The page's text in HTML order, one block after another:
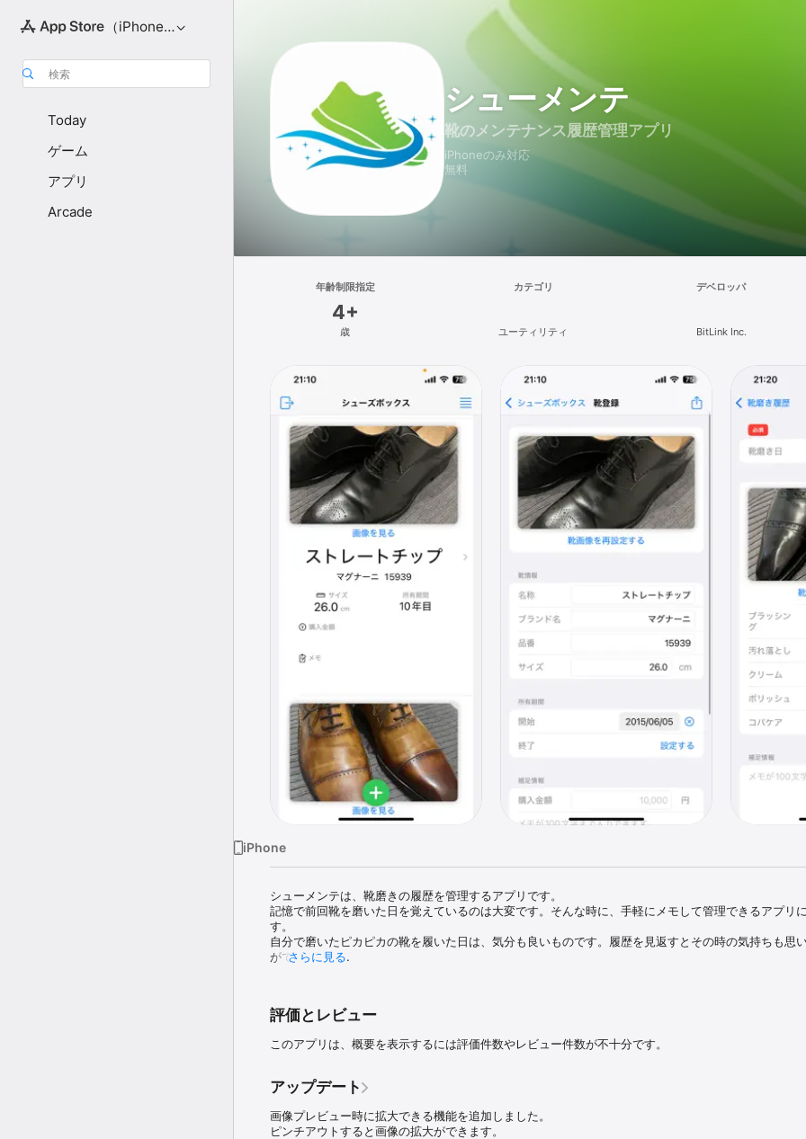
（iPhone向け）
検索
Today
ゲーム
アプリ
Arcade
シューメンテ
靴のメンテナンス履歴管理アプリ
iPhoneのみ対応
無料
年齢制限指定
4+
歳
カテゴリ
ユーティリティ
デベロッパ
BitLink Inc.
iPhone
シューメンテは、靴磨きの履歴を管理するアプリです。
記憶で前回靴を磨いた日を覚えているのは大変です。そんな時に、手軽にメモして管理できるアプリ
す。
自分で磨いたピカピカの靴を履いた日は、気分も良いものです。履歴を見返すとその時の気持ちも思
ができます。
・靴は複数管理できます。靴を複数所有している人にも対応してます。
appleアカウント または
lineアカウント
大切な靴を少しでも長く履くことができるサポートできるお手伝いができればと思っています。
シューライフを楽しんでください。
さらに見る
評価とレビュー
このアプリは、概要を表示するには評価件数やレビュー件数が不十分です。
アップデート
画像プレビュー時に拡大できる機能を追加しました。
ピンチアウトすると画像の拡大ができます。